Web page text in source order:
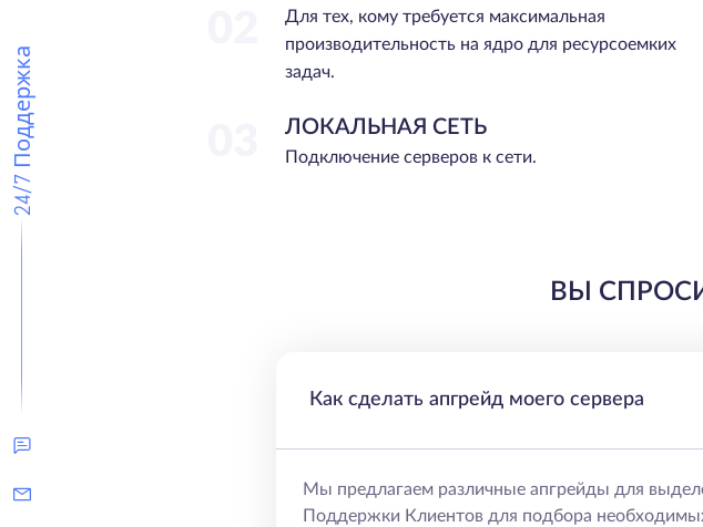
24/7 Поддержка
Для тех, кому требуется максимальная
производительность на ядро для ресурсоемких
задач.
ЛОКАЛЬНАЯ СЕТЬ
Подключение серверов к сети.
ВЫ
Как сделать апгрейд моего сервера
Мы предлагаем различные апгрейды для
Поддержки Клиентов для подбора